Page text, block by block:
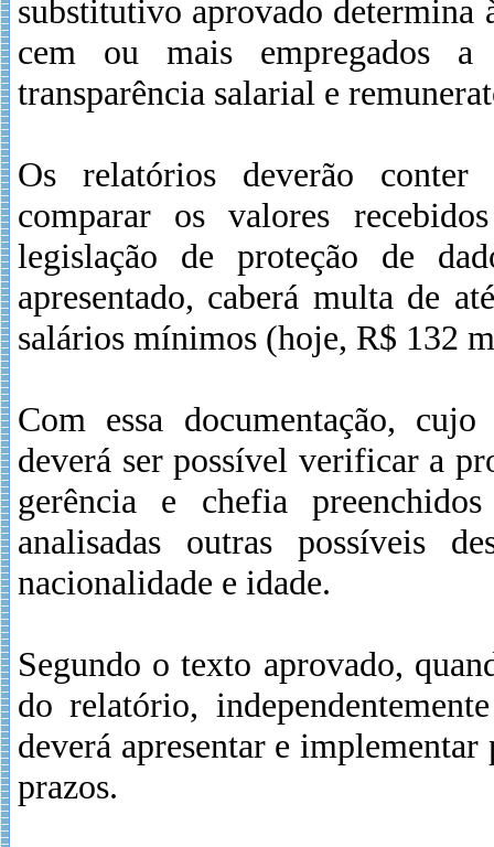
substitutivo aprovado determina
cem ou mais empregados a
transparência salarial e
Os relatórios deverão
comparar os valores
legislação de proteção de
apresentado, caberá multa de
salários mínimos (hoje, R$ 132
Com essa documentação,
deverá ser possível verificar a
gerência e chefia
analisadas outras possíveis
nacionalidade e idade.
Segundo o texto aprovado,
do relatório,
deverá apresentar e
prazos.